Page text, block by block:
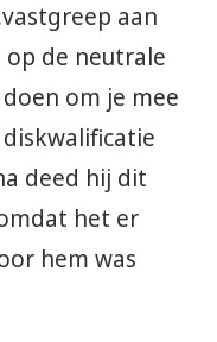
aan
op de neutrale
om je mee
deed hij dit
het er
hem was